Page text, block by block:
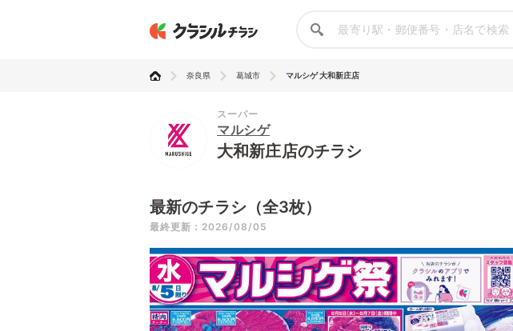
奈良県 葛城市 マルシゲ 大和新庄店
スーパー
マルシゲ
大和新庄店のチラシ
最新のチラシ（全3枚）
最終更新：2026/08/05